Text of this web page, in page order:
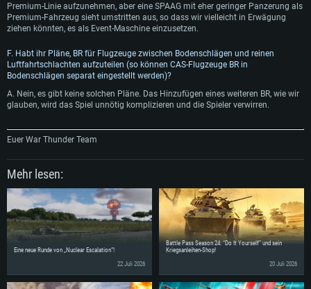
Premium-Linie aufzunehmen, aber eine SPAAG mit eher geringer Panzerung als
Premium-Fahrzeug sieht umstritten aus, so dass wir vielleicht in Erwägung
ziehen könnten, es als Event-Maschine einzusetzen.
F. Habt ihr Pläne, BR für Flugzeuge zwischen Bodenschlägen und reinen
Luftfahrtschlachten aufzuteilen (so können CAS-Flugzeuge BR in
Bodenschlägen separat eingestellt werden)?
A. Nein, es gibt keine solchen Pläne. Das Hinzufügen eines weiteren BR, wie wir
glauben, wird das Spiel unnötig komplizieren und die Spieler verwirren.
Euer War Thunder Team
Mehr lesen:
Eine neue Runde von „Nuclear Escalation“!
22 Juli 2026
Battle Pass Season 24: “Do It Yourself” und sein
Kriegsanleihen-Shop!
20 Juli 2026